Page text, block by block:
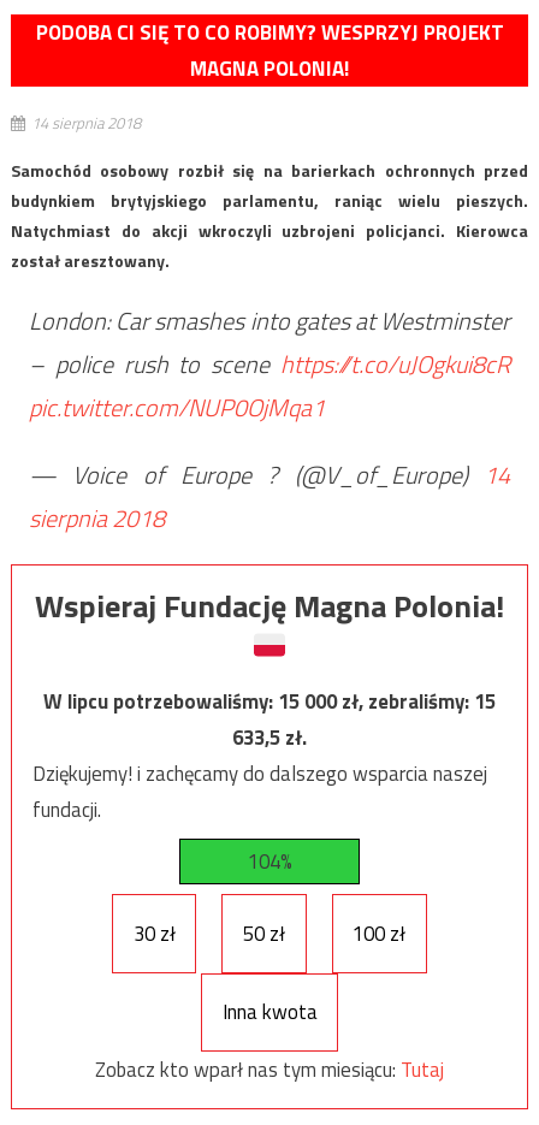
PODOBA CI SIĘ TO CO ROBIMY? WESPRZYJ PROJEKT
MAGNA POLONIA!
14 sierpnia 2018
Samochód osobowy rozbił się na barierkach ochronnych przed
budynkiem brytyjskiego parlamentu, raniąc wielu pieszych.
Natychmiast do akcji wkroczyli uzbrojeni policjanci. Kierowca
został aresztowany.
London: Car smashes into gates at Westminster
– police rush to scene https://t.co/uJOgkui8cR
pic.twitter.com/NUP0OjMqa1
— Voice of Europe ? (@V_of_Europe) 14
sierpnia 2018
Wspieraj Fundację Magna Polonia!
W lipcu potrzebowaliśmy:15 000zł, zebraliśmy:15
633,5zł.
Dziękujemy! i zachęcamy do dalszego wsparcia naszej
fundacji.
104%
30 zł 50 zł 100 zł
Inna kwota
Zobacz kto wparł nas tym miesiącu: Tutaj